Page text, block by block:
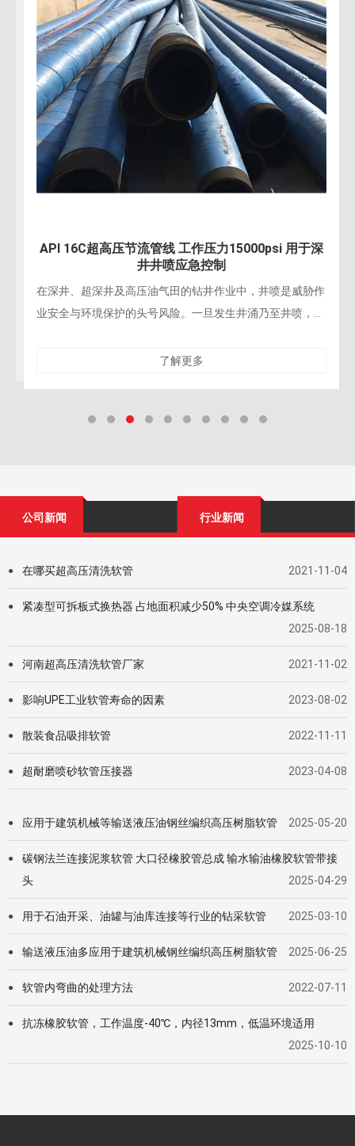
API 16C超高压节流管线 工作压力15000psi 用于深
井井喷应急控制
在深井、超深井及高压油气田的钻井作业中，井喷是威胁作
业安全与环境保护的头号风险。一旦发生井涌乃至井喷，操
了解更多
公司新闻 行业新闻
● 在哪买超高压清洗软管 2021-11-04
●
紧凑型可拆板式换热器 占地面积减少50% 中央空调冷媒系统
2025-08-18
● 河南超高压清洗软管厂家 2021-11-02
● 影响UPE工业软管寿命的因素 2023-08-02
● 散装食品吸排软管 2022-11-11
● 超耐磨喷砂软管压接器 2023-04-08
● 应用于建筑机械等输送液压油钢丝编织高压树脂软管 2025-05-20
●
碳钢法兰连接泥浆软管 大口径橡胶管总成 输水输油橡胶软管带接
头
2025-04-29
● 用于石油开采、油罐与油库连接等行业的钻采软管 2025-03-10
● 输送液压油多应用于建筑机械钢丝编织高压树脂软管 2025-06-25
● 软管内弯曲的处理方法 2022-07-11
●
抗冻橡胶软管，工作温度-40℃，内径13mm，低温环境适用
2025-10-10